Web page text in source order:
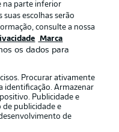
Jogadores
na parte inferior
suas escolhas serão
consulte a nossa
Marca
os dados para
Procurar ativamente
identificação. Armazenar
Publicidade e
de publicidade e
de